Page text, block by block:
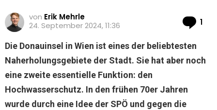
von Erik Mehrle
24. September 2024, 11:36
1
Die Donauinsel in Wien ist eines der beliebtesten
Naherholungsgebiete der Stadt. Sie hat aber noch
eine zweite essentielle Funktion: den
Hochwasserschutz. In den frühen 70er Jahren
wurde durch eine Idee der SPÖ und gegen die